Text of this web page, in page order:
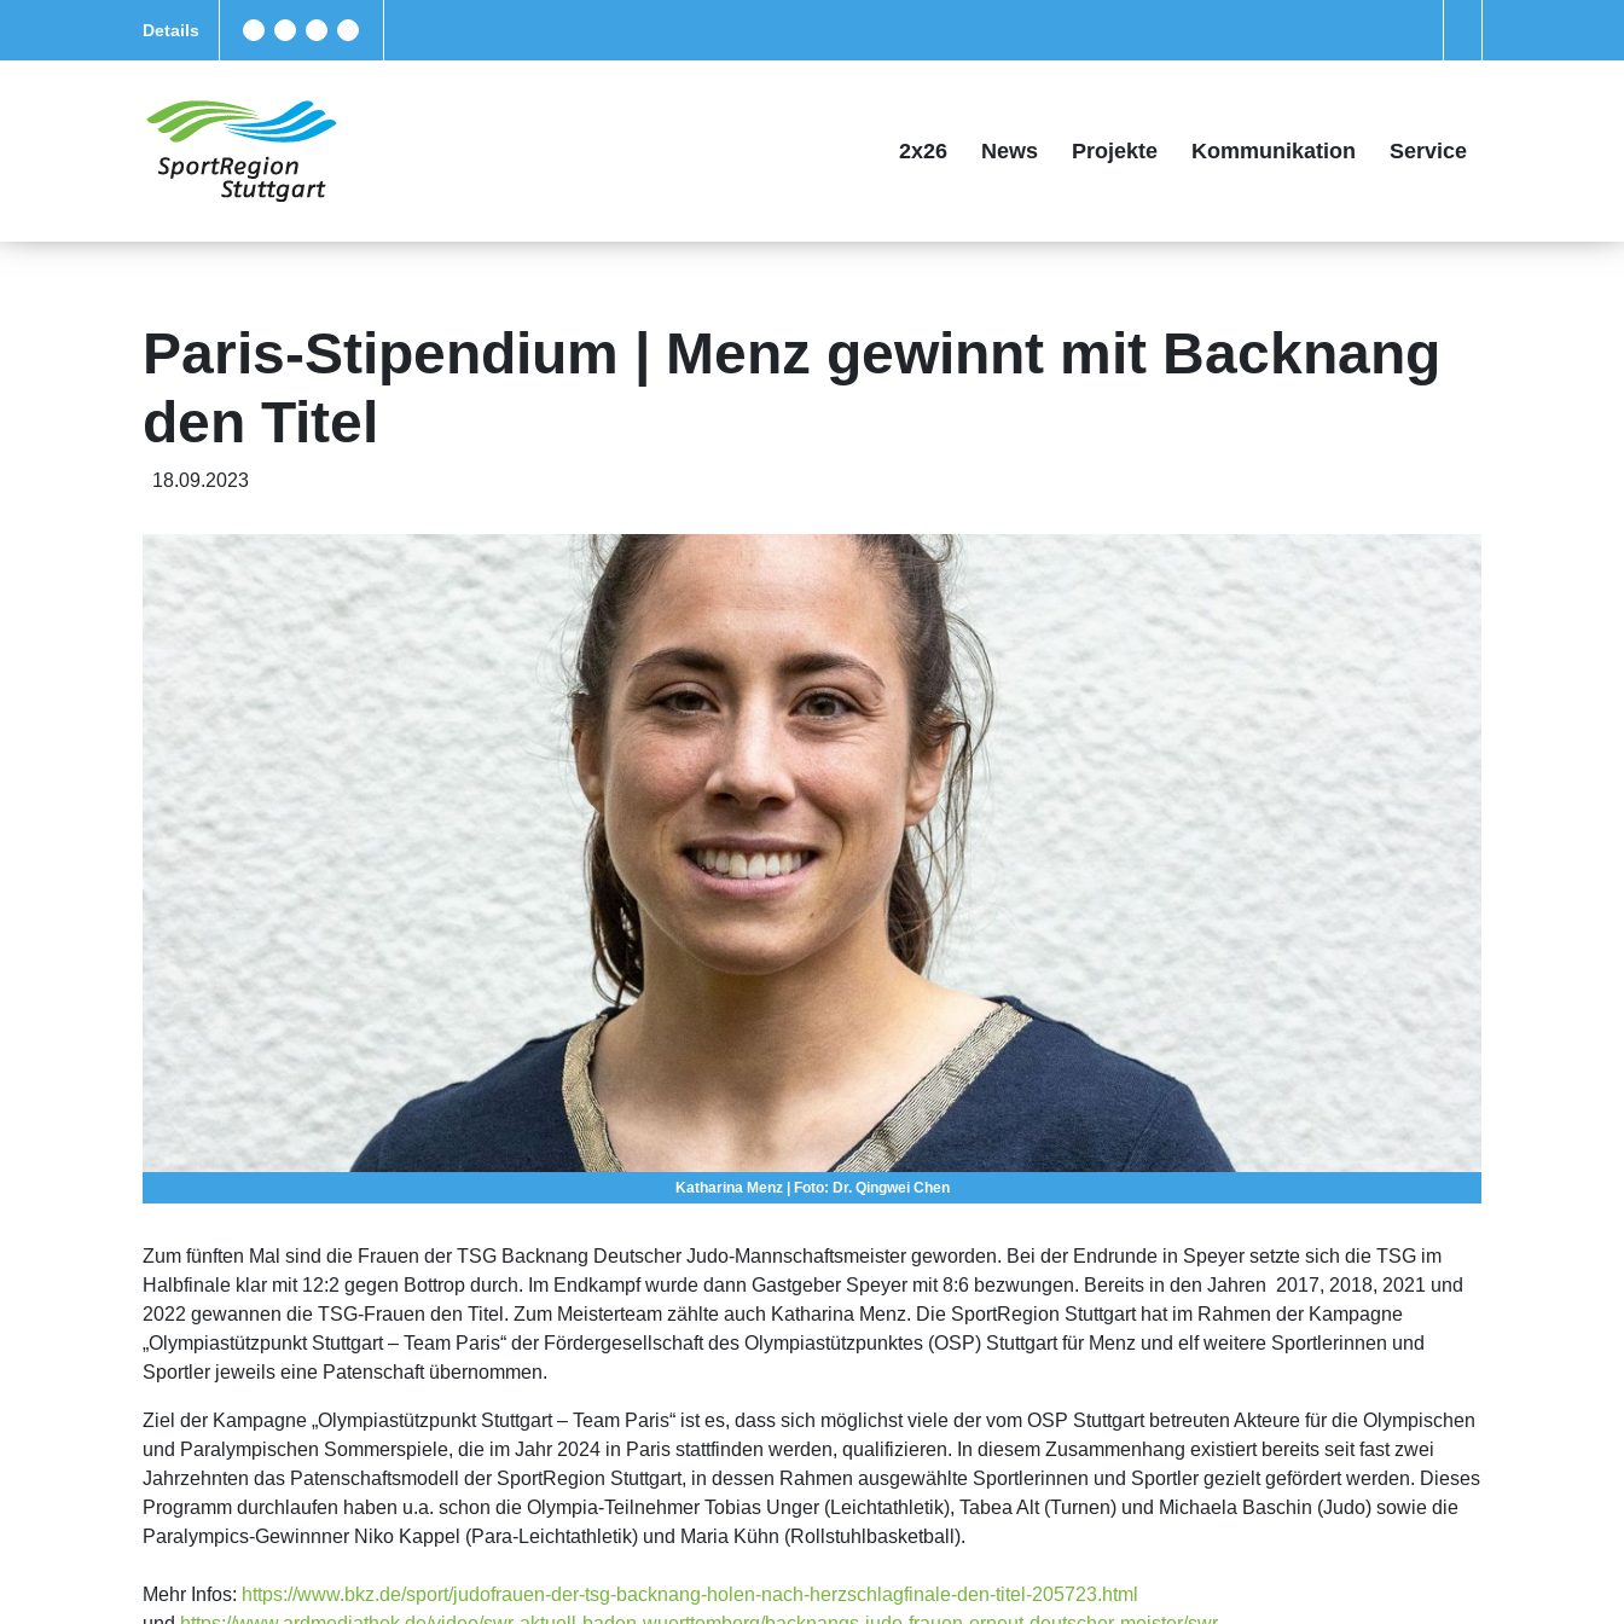
Details
2x26 News Projekte Kommunikation Service
Paris-Stipendium | Menz gewinnt mit Backnang
den Titel
18.09.2023
Katharina Menz | Foto: Dr. Qingwei Chen
Zum fünften Mal sind die Frauen der TSG Backnang Deutscher Judo-Mannschaftsmeister geworden. Bei der Endrunde in Speyer setzte sich die TSG im
Halbfinale klar mit 12:2 gegen Bottrop durch. Im Endkampf wurde dann Gastgeber Speyer mit 8:6 bezwungen. Bereits in den Jahren 2017, 2018, 2021 und
2022 gewannen die TSG-Frauen den Titel. Zum Meisterteam zählte auch Katharina Menz. Die SportRegion Stuttgart hat im Rahmen der Kampagne
„Olympiastützpunkt Stuttgart – Team Paris“ der Förderge­sellschaft des Olympiastützpunktes (OSP) Stuttgart für Menz und elf weitere Sportlerinnen und
Sportler jeweils eine Patenschaft übernommen.
Ziel der Kampagne „Olympiastützpunkt Stuttgart – Team Paris“ ist es, dass sich möglichst viele der vom OSP Stuttgart betreuten Akteure für die Olympischen
und Paralympischen Sommer­spie­le, die im Jahr 2024 in Paris stattfinden werden, qualifi­zieren. In diesem Zusammenhang existiert bereits seit fast zwei
Jahrzehnten das Paten­schafts­modell der SportRegion Stuttgart, in dessen Rahmen ausgewählte Sportlerinnen und Sportler gezielt gefördert werden. Dieses
Programm durchlaufen haben u.a. schon die Olympia-Teilnehmer Tobias Unger (Leichtathletik), Tabea Alt (Turnen) und Michaela Baschin (Judo) sowie die
Paralympics-Gewinnner Niko Kappel (Para-Leichtathletik) und Maria Kühn (Rollstuhlbas­ketball).
Mehr Infos: https://www.bkz.de/sport/judofrauen-der-tsg-backnang-holen-nach-herzschlagfinale-den-titel-205723.html